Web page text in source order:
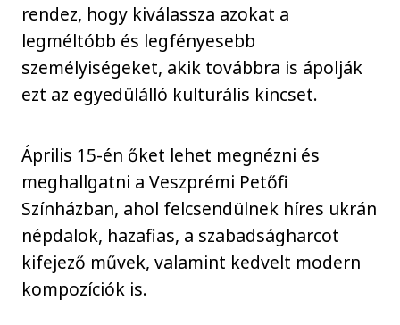
rendez, hogy kiválassza azokat a
legméltóbb és legfényesebb
személyiségeket, akik továbbra is ápolják
ezt az egyedülálló kulturális kincset.
Április 15-én őket lehet megnézni és
meghallgatni a Veszprémi Petőfi
Színházban, ahol felcsendülnek híres ukrán
népdalok, hazafias, a szabadságharcot
kifejező művek, valamint kedvelt modern
kompozíciók is.